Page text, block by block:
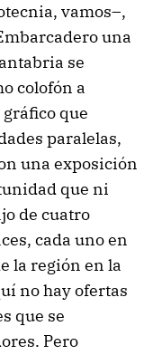
vamos–,
una
se
colofón a
gráfico que
paralelas,
una exposición
que ni
de cuatro
cada uno en
la región en la
no hay ofertas
que se
Pero